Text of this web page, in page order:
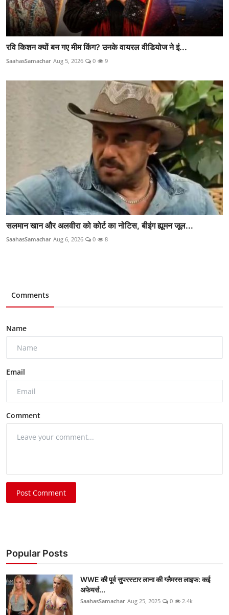
रवि किशन क्यों बन गए मीम किंग? उनके वायरल वीडियोज ने इं...
SaahasSamachar Aug 5, 2026 0 9
सलमान खान और अलवीरा को कोर्ट का नोटिस, बीइंग ह्यूमन जूल...
SaahasSamachar Aug 6, 2026 0 8
Comments
Name
Email
Comment
Post Comment
Popular Posts
WWE की पूर्व सुपरस्टार लाना की ग्लैमरस लाइफ: कई
अफेयर्स...
SaahasSamachar Aug 25, 2025 0 2.4k